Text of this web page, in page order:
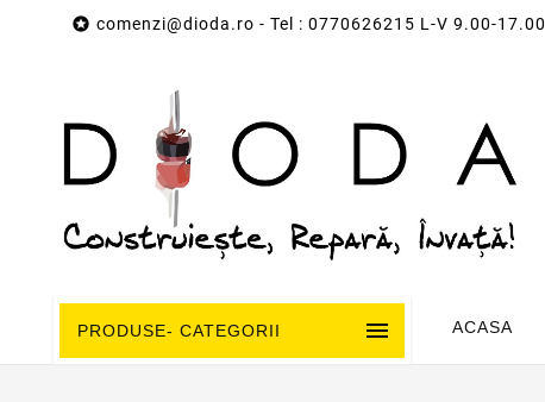
 comenzi@dioda.ro - Tel : 0770626215 L-V 9.00-17.00
PRODUSE- CATEGORII  ACASA